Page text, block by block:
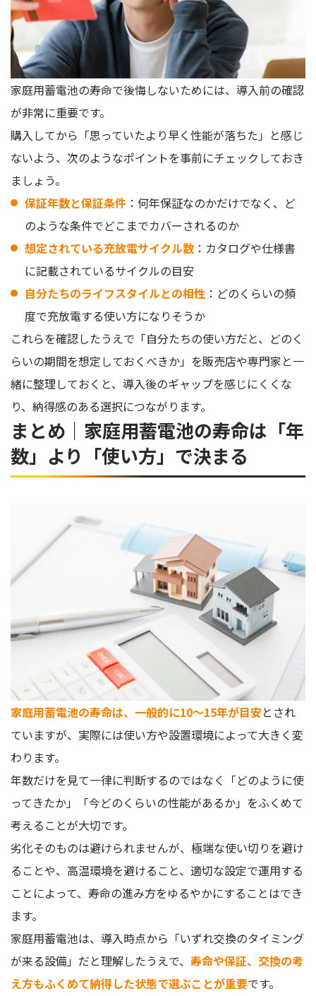
家庭用蓄電池の寿命で後悔しないためには、導入前の確認
が非常に重要です。
購入してから「思っていたより早く性能が落ちた」と感じ
ないよう、次のようなポイントを事前にチェックしておき
ましょう。
保証年数と保証条件 ：何年保証なのかだけでなく、ど
のような条件でどこまでカバーされるのか
想定されている充放電サイクル数 ：カタログや仕様書
に記載されているサイクルの目安
自分たちのライフスタイルとの相性 ：どのくらいの頻
度で充放電する使い方になりそうか
これらを確認したうえで「自分たちの使い方だと、どのく
らいの期間を想定しておくべきか」を販売店や専門家と一
緒に整理しておくと、導入後のギャップを感じにくくな
り、納得感のある選択につながります。
まとめ｜家庭用蓄電池の寿命は「年
数」より「使い方」で決まる
家庭用蓄電池の寿命は、一般的に10〜15年が目安とされ
ていますが、実際には使い方や設置環境によって大きく変
わります。
年数だけを見て一律に判断するのではなく「どのように使
ってきたか」「今どのくらいの性能があるか」をふくめて
考えることが大切です。
劣化そのものは避けられませんが、極端な使い切りを避け
ることや、高温環境を避けること、適切な設定で運用する
ことによって、寿命の進み方をゆるやかにすることはでき
ます。
家庭用蓄電池は、導入時点から「いずれ交換のタイミング
が来る設備」だと理解したうえで、 寿命や保証、交換の考
え方もふくめて納得した状態で選ぶことが重要です。